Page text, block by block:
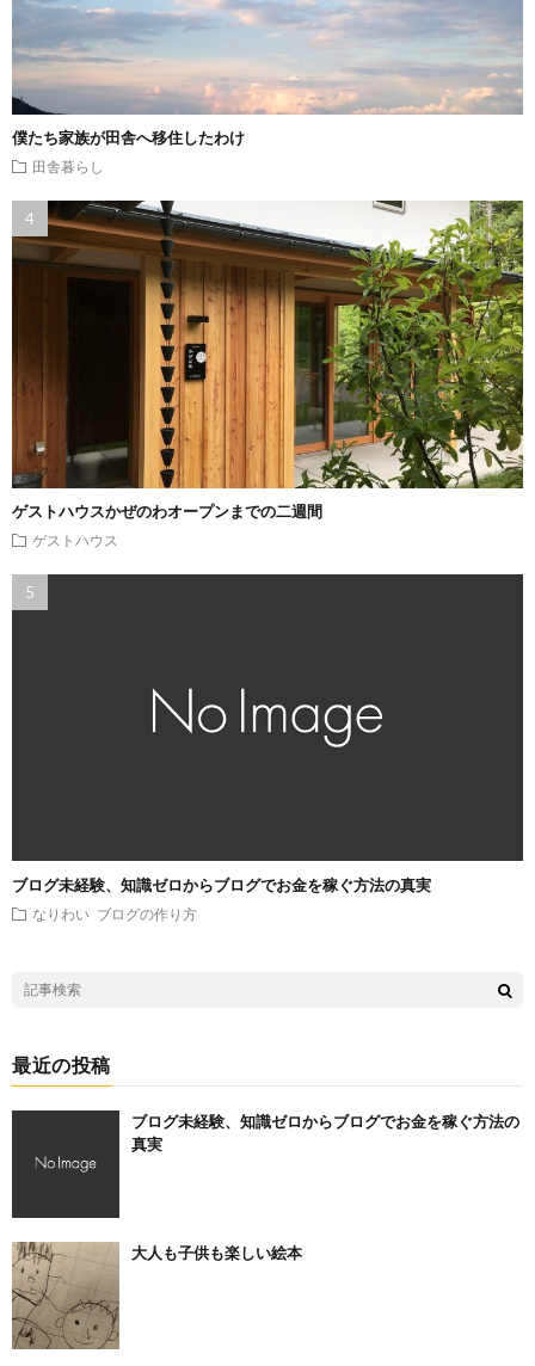
僕たち家族が田舎へ移住したわけ
田舎暮らし
ゲストハウスかぜのわオープンまでの二週間
ゲストハウス
ブログ未経験、知識ゼロからブログでお金を稼ぐ方法の真実
なりわい ブログの作り方
最近の投稿
ブログ未経験、知識ゼロからブログでお金を稼ぐ方法の
真実
大人も子供も楽しい絵本